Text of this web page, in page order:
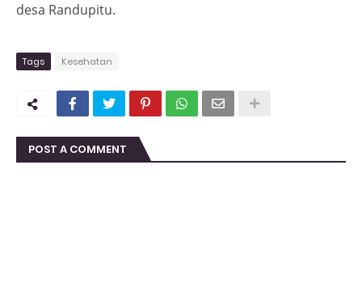
desa Randupitu.
Tags Kesehatan
POST A COMMENT